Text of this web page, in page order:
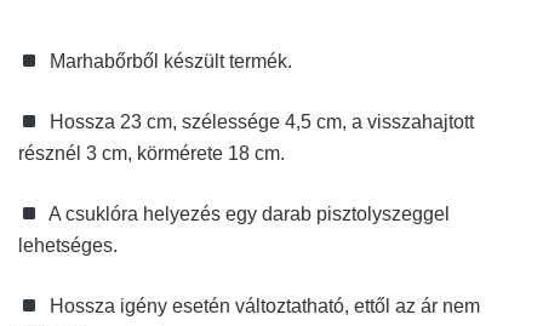
Marhabőrből készült termék.
Hossza 23 cm, szélessége 4,5 cm, a visszahajtott
résznél 3 cm, körmérete 18 cm.
A csuklóra helyezés egy darab pisztolyszeggel
lehetséges.
Hossza igény esetén változtatható, ettől az ár nem